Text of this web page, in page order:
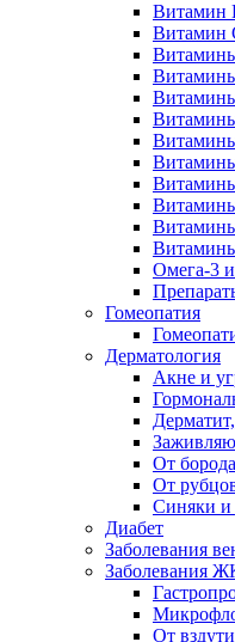
Витамин
Витамин
Омега-3
Гомеопатия
Дерматология
Акне и
От
От
Синяки
Диабет
Заболевания
Заболевания
От